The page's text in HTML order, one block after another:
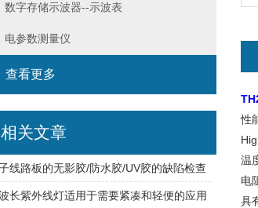
性
温
电
具
数字存储示波器--示波表
电参数测量仪
查看更多
相关文章
线路板的无影胶/防水胶/UV胶的缺陷检查
长紫外线灯适用于需要紧凑和轻便的应用